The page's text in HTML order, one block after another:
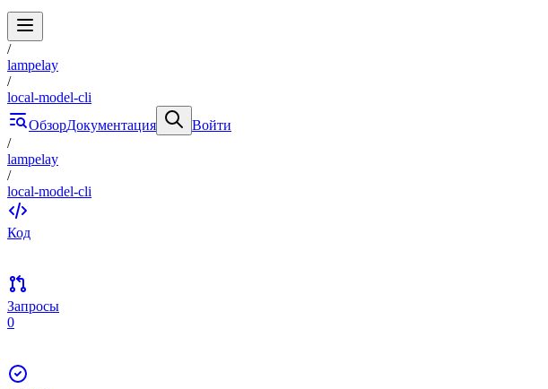
/
lampelay
/
local-model-cli
ОбзорДокументация
Войти
/
lampelay
/
local-model-cli
Код
Запросы
0